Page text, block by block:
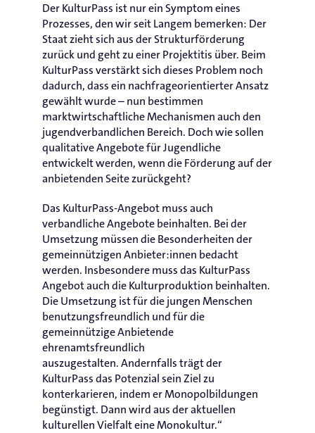
Der KulturPass ist nur ein Symptom eines
Prozesses, den wir seit Langem bemerken: Der
Staat zieht sich aus der Strukturförderung
zurück und geht zu einer Projektitis über. Beim
KulturPass verstärkt sich dieses Problem noch
dadurch, dass ein nachfrageorientierter Ansatz
gewählt wurde – nun bestimmen
marktwirtschaftliche Mechanismen auch den
jugendverbandlichen Bereich. Doch wie sollen
qualitative Angebote für Jugendliche
entwickelt werden, wenn die Förderung auf der
anbietenden Seite zurückgeht?
Das KulturPass-Angebot muss auch
verbandliche Angebote beinhalten. Bei der
Umsetzung müssen die Besonderheiten der
gemeinnützigen Anbieter:innen bedacht
werden. Insbesondere muss das KulturPass
Angebot auch die Kulturproduktion beinhalten.
Die Umsetzung ist für die jungen Menschen
benutzungsfreundlich und für die
gemeinnützige Anbietende
ehrenamtsfreundlich
auszugestalten. Andernfalls trägt der
KulturPass das Potenzial sein Ziel zu
konterkarieren, indem er Monopolbildungen
begünstigt. Dann wird aus der aktuellen
kulturellen Vielfalt eine Monokultur.“